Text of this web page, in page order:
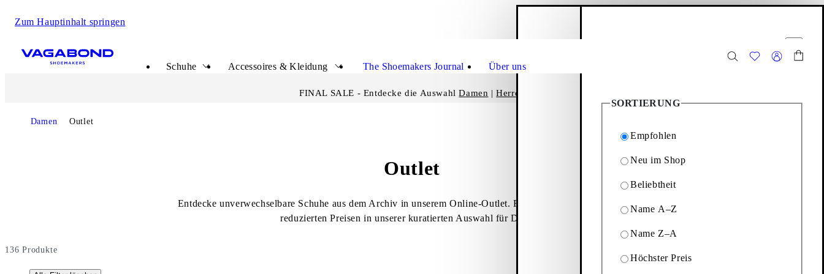
Zum Hauptinhalt springen
Schuhe
Accessoires & Kleidung The Shoemakers Journal Über uns
FINAL SALE - Entdecke die AuswahlDamen |Herren
Start page
Damen Outlet
Outlet
Entdecke unverwechselbare Schuhe aus dem Archiv in unserem Online-Outlet. Finde deine neuen Favoriten zu
reduzierten Preisen in unserer kuratierten Auswahl für Damen.
136 Produkte
SORTIERUNG
Empfohlen
Neu im Shop
Beliebtheit
Name A–Z
Name Z–A
Höchster Preis
136 Produkte